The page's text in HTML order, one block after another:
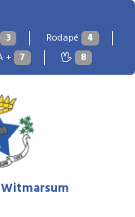
3 Rodapé 4
+ 7 8